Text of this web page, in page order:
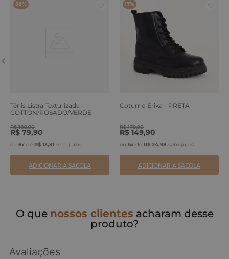
58%
Tênis Listra Texturizada -
COTTON/ROSADO/VERDE
R$ 189,90
R$ 79,90
ou 6x de R$ 13,31 sem juros
ADICIONAR A SACOLA
17%
Coturno Érika - PRETA
R$ 179,90
R$ 149,90
ou 6x de R$ 24,98 sem juros
ADICIONAR A SACOLA
O que nossos clientes acharam desse
produto?
Avaliações